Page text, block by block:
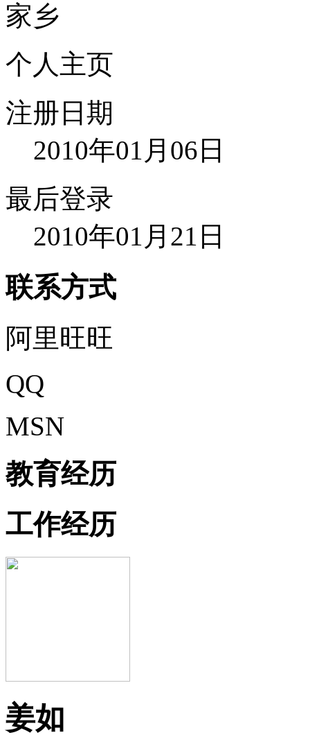
家乡
个人主页
注册日期
2010年01月06日
最后登录
2010年01月21日
联系方式
阿里旺旺
QQ
MSN
教育经历
工作经历
姜如